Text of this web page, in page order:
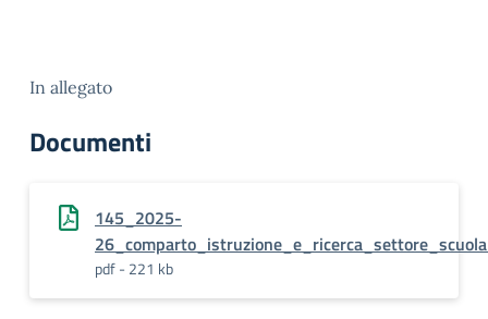
In allegato
Documenti
145_2025-
pdf - 221 kb